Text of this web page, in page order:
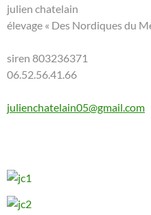
julien chatelain
élevage « Des Nordiques du
siren 803236371
06.52.56.41.66
julienchatelain05@gmail.com